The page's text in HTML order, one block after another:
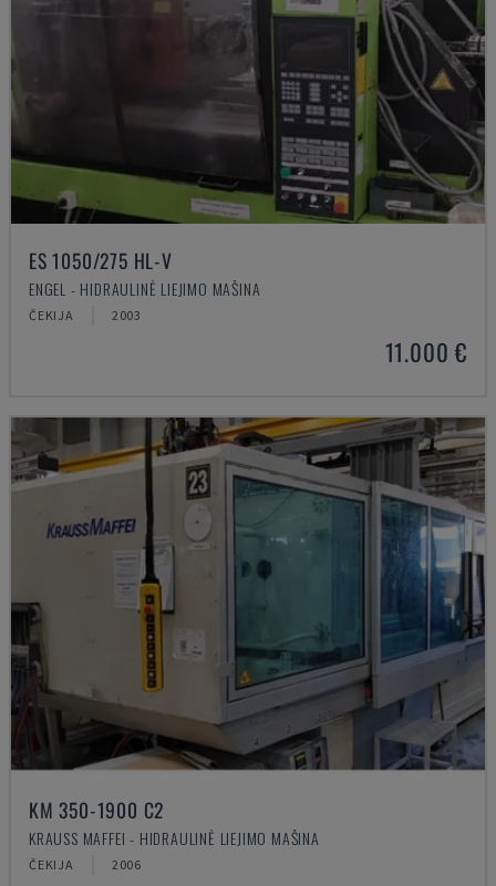
ES 1050/275 HL-V
ENGEL - HIDRAULINĖ LIEJIMO MAŠINA
ČEKIJA 2003
11.000 €
KM 350-1900 C2
KRAUSS MAFFEI - HIDRAULINĖ LIEJIMO MAŠINA
ČEKIJA 2006